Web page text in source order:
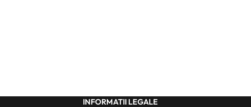
INFORMATII LEGALE